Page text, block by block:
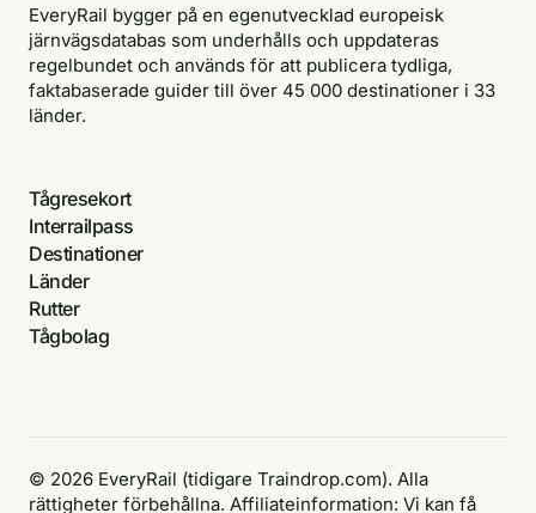
EveryRail bygger på en egenutvecklad europeisk
järnvägsdatabas som underhålls och uppdateras
regelbundet och används för att publicera tydliga,
faktabaserade guider till över 45 000 destinationer i 33
länder.
Tågresekort
Interrailpass
Destinationer
Länder
Rutter
Tågbolag
© 2026 EveryRail (tidigare Traindrop.com). Alla
rättigheter förbehållna. Affiliateinformation: Vi kan få